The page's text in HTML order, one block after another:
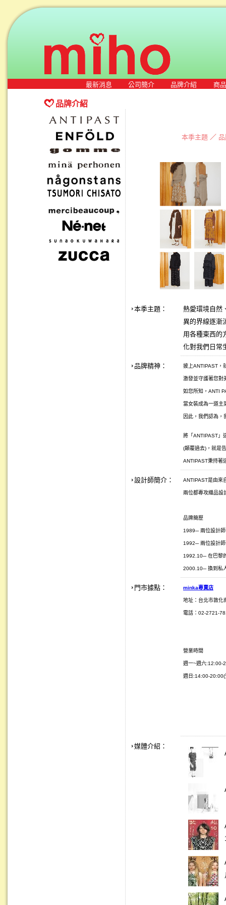
最新消息 公司簡介 品牌介紹 商
品牌介紹
本季主題／
本季主題：
熱愛環境自然
異的界線逐漸
用各種東西的
化對我們日常
品牌精神： 披上ANTIPAST，
激發並守護著您對
如您所知，ANTI
當女裝成為一道主
因此，我們認為，
將「ANTIPAST」
(顛覆過去)，就是
ANTIPAST秉持著
設計師簡介： ANTIPAST是由來
兩位都專攻織品設
品牌簡歷
1989─ 兩位設計
1992─ 兩位設計
1992.10─ 在巴黎
2000.10─ 換到私
門市據點： minka專賣店
地址：台北市敦化
電話：02-2721-
營業時間
週一~週六:12:00-
週日:14:00-20:00(
媒體介紹：